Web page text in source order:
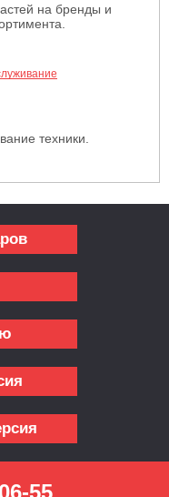
на бренды и
техники.
55